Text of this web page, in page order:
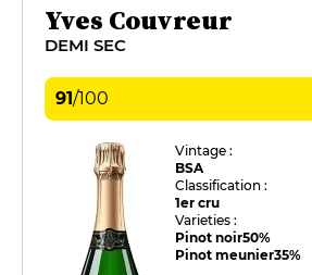
Yves Couvreur
DEMI SEC
91/100
Vintage :
BSA
Classification :
1er cru
Varieties :
Pinot noir50%
Pinot meunier35%